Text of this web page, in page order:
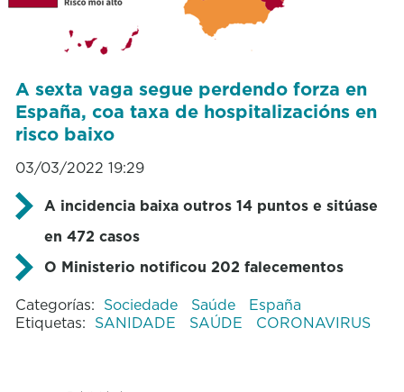
A sexta vaga segue perdendo forza en
España, coa taxa de hospitalizacións en
risco baixo
03/03/2022 19:29
A incidencia baixa outros 14 puntos e sitúase
en 472 casos
O Ministerio notificou 202 falecementos
Categorías: Sociedade Saúde
España
Etiquetas: SANIDADE SAÚDE CORONAVIRUS